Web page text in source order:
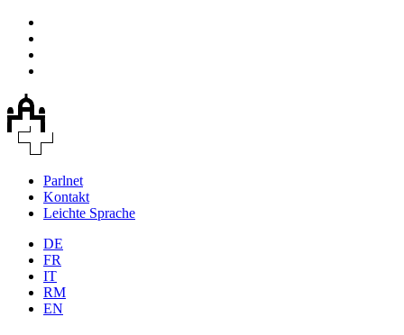
Parlnet
Kontakt
Leichte Sprache
DE
FR
IT
RM
EN